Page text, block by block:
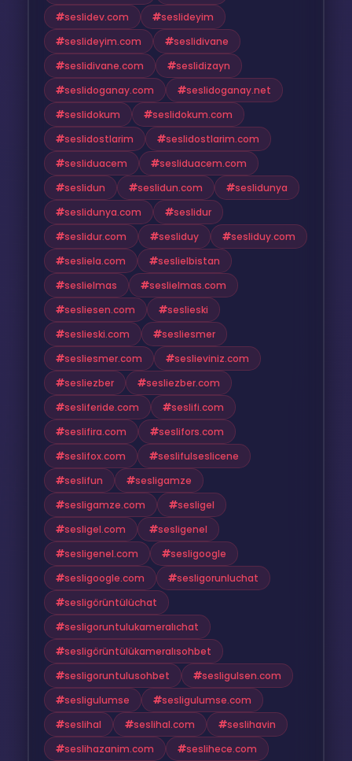
seslidev.com
seslideyim
seslideyim.com
seslidivane
seslidivane.com
seslidizayn
seslidoganay.com
seslidoganay.net
seslidokum
seslidokum.com
seslidostlarim
seslidostlarim.com
sesliduacem
sesliduacem.com
seslidun
seslidun.com
seslidunya
seslidunya.com
seslidur
seslidur.com
sesliduy
sesliduy.com
sesliela.com
seslielbistan
seslielmas
seslielmas.com
sesliesen.com
seslieski
seslieski.com
sesliesmer
sesliesmer.com
seslieviniz.com
sesliezber
sesliezber.com
sesliferide.com
seslifi.com
seslifira.com
seslifors.com
seslifox.com
seslifulseslicene
seslifun
sesligamze
sesligamze.com
sesligel
sesligel.com
sesligenel
sesligenel.com
sesligoogle
sesligoogle.com
sesligorunluchat
sesligörüntülüchat
sesligoruntulukameralıchat
sesligörüntülükameralısohbet
sesligoruntulusohbet
sesligulsen.com
sesligulumse
sesligulumse.com
seslihal
seslihal.com
seslihavin
seslihazanim.com
seslihece.com